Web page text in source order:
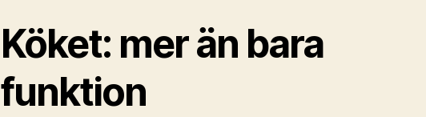
Köket: mer än bara
funktion